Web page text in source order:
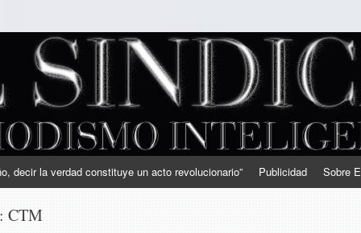
decir la verdad constituye un acto revolucionario” Publicidad Sobre
CTM